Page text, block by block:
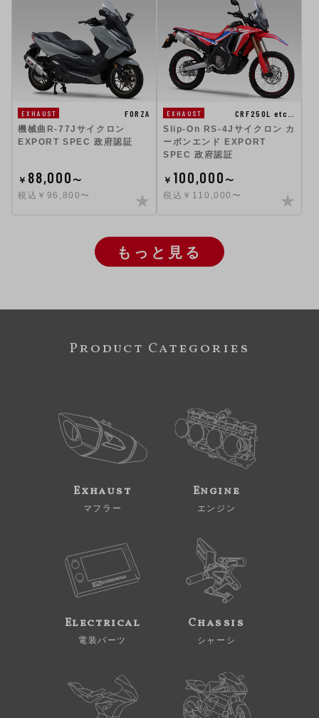
EXHAUST
FORZA
機械曲R-77Jサイクロン
EXPORT SPEC 政府認証
￥ 88,000〜
税込￥96,800〜
EXHAUST
CRF250L etc…
Slip-On RS-4Jサイクロン カ
ーボンエンド EXPORT
SPEC 政府認証
￥ 100,000〜
税込￥110,000〜
もっと見る
Product Categories
Exhaust
マフラー
Engine
エンジン
Electrical
電装パーツ
Chassis
シャーシ